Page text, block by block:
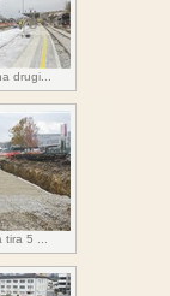
drugi...
tira 5 ...